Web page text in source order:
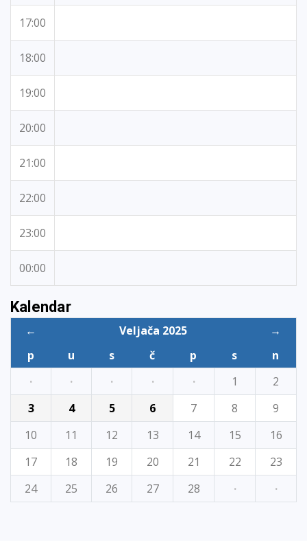
17:00
18:00
19:00
20:00
21:00
22:00
23:00
00:00
Kalendar
← Veljača 2025
→
p
u s č p s
n
·
· · · · 1
2
3
4 5 6 7 8
9
10
11 12 13 14 15
16
17
18 19 20 21 22
23
24
25 26 27 28 · ·